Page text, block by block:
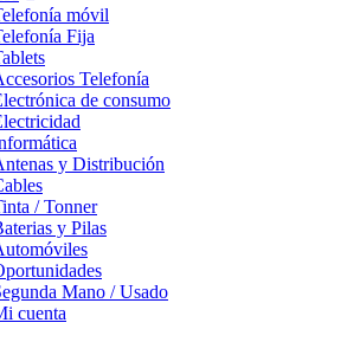
móvil
Fija
Telefonía
de consumo
y Distribución
/ Tonner
y Pilas
Mano / Usado
cuenta